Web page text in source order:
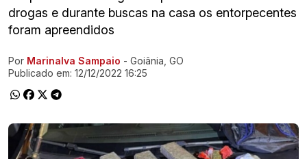
drogas e durante buscas na casa os entorpecentes
foram apreendidos
Ir direto pra matéria
Por Marinalva Sampaio - Goiânia, GO
Publicado em: 12/12/2022 16:25